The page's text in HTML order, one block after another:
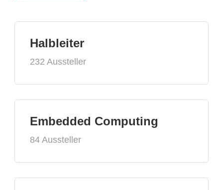
Halbleiter
232 Aussteller
Embedded Computing
84 Aussteller